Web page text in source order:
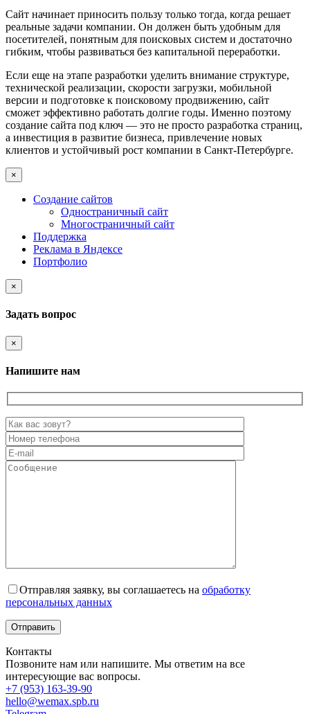
Сайт начинает приносить пользу только тогда, когда решает
реальные задачи компании. Он должен быть удобным для
посетителей, понятным для поисковых систем и достаточно
гибким, чтобы развиваться без капитальной переработки.
Если еще на этапе разработки уделить внимание структуре,
технической реализации, скорости загрузки, мобильной
версии и подготовке к поисковому продвижению, сайт
сможет эффективно работать долгие годы. Именно поэтому
создание сайта под ключ — это не просто разработка страниц,
а инвестиция в развитие бизнеса, привлечение новых
клиентов и устойчивый рост компании в Санкт-Петербурге.
×
Создание сайтов
Одностраничный сайт
Многостраничный сайт
Поддержка
Реклама в Яндексе
Портфолио
×
Задать вопрос
×
Напишите нам
Отправляя заявку, вы соглашаетесь на обработку
персональных данных
Контакты
Позвоните нам или напишите. Мы ответим на все
интересующие вас вопросы.
+7 (953) 163-39-90
hello@wemax.spb.ru